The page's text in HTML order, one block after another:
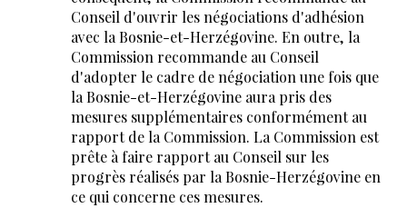
Conseil d'ouvrir les négociations d'adhésion
avec la Bosnie-et-Herzégovine. En outre, la
Commission recommande au Conseil
d'adopter le cadre de négociation une fois que
la Bosnie-et-Herzégovine aura pris des
mesures supplémentaires conformément au
rapport de la Commission. La Commission est
prête à faire rapport au Conseil sur les
progrès réalisés par la Bosnie-Herzégovine en
ce qui concerne ces mesures.